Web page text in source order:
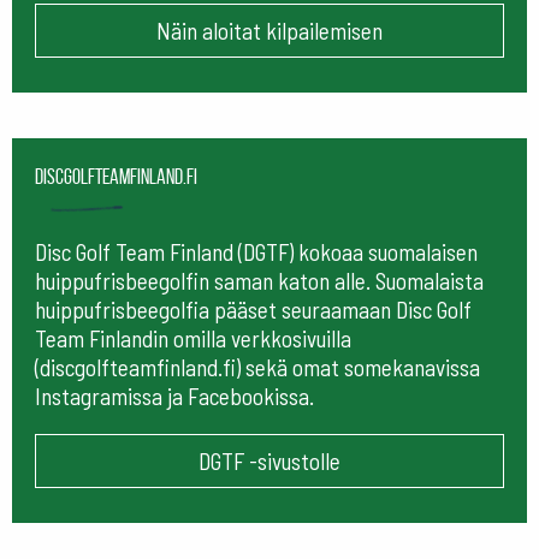
Näin aloitat kilpailemisen
Discgolfteamfinland.fi
Disc Golf Team Finland (DGTF) kokoaa suomalaisen
huippufrisbeegolfin saman katon alle. Suomalaista
huippufrisbeegolfia pääset seuraamaan Disc Golf
Team Finlandin omilla verkkosivuilla
(discgolfteamfinland.fi) sekä omat somekanavissa
Instagramissa ja Facebookissa.
DGTF -sivustolle